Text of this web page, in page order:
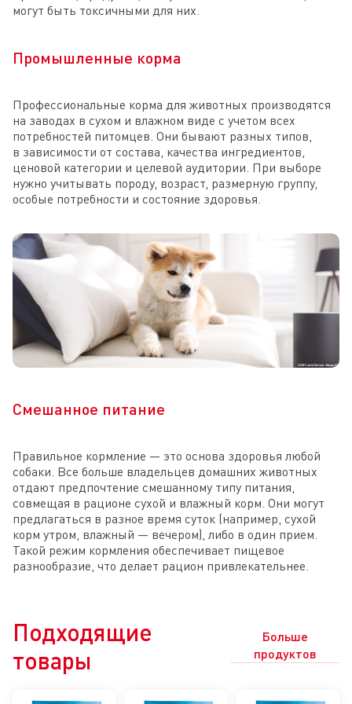
могут быть токсичными для них.
Промышленные корма
Профессиональные корма для животных производятся
на заводах в сухом и влажном виде с учетом всех
потребностей питомцев. Они бывают разных типов,
в зависимости от состава, качества ингредиентов,
ценовой категории и целевой аудитории. При выборе
нужно учитывать породу, возраст, размерную группу,
особые потребности и состояние здоровья.
Смешанное питание
Правильное кормление — это основа здоровья любой
собаки. Все больше владельцев домашних животных
отдают предпочтение смешанному типу питания,
совмещая в рационе сухой и влажный корм. Они могут
предлагаться в разное время суток (например, сухой
корм утром, влажный — вечером), либо в один прием.
Такой режим кормления обеспечивает пищевое
разнообразие, что делает рацион привлекательнее.
Подходящие
товары
Больше
продуктов